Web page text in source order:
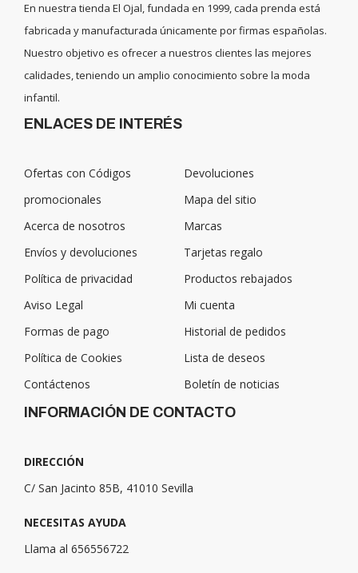
En nuestra tienda El Ojal, fundada en 1999, cada prenda está
fabricada y manufacturada únicamente por firmas españolas.
Nuestro objetivo es ofrecer a nuestros clientes las mejores
calidades, teniendo un amplio conocimiento sobre la moda
infantil.
ENLACES DE INTERÉS
Ofertas con Códigos
promocionales
Acerca de nosotros
Envíos y devoluciones
Política de privacidad
Aviso Legal
Formas de pago
Política de Cookies
Contáctenos
Devoluciones
Mapa del sitio
Marcas
Tarjetas regalo
Productos rebajados
Mi cuenta
Historial de pedidos
Lista de deseos
Boletín de noticias
INFORMACIÓN DE CONTACTO
DIRECCIÓN
C/ San Jacinto 85B, 41010 Sevilla
NECESITAS AYUDA
Llama al 656556722